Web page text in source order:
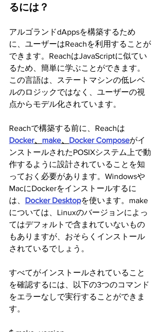
るには？
アルゴランドdAppsを構築するため
に、ユーザーはReachを利用することが
できます。ReachはJavaScriptに似てい
るため、簡単に学ぶことができます。
この言語は、ステートマシンの低レベ
ルのロジックではなく、ユーザーの視
点からモデル化されています。
Reachで構築する前に、Reachは
Docker、 make、 Docker Composeがイ
ンストールされたPOSIXシステム上で動
作するように設計されていることを知
っておく必要があります。Windowsや
MacにDockerをインストールするに
は、 Docker Desktopを使います。make
については、Linuxのバージョンによっ
てはデフォルトで含まれていないもの
もありますが、おそらくインストール
されているでしょう。
すべてがインストールされていること
を確認するには、以下の3つのコマンド
をエラーなしで実行することができま
す。